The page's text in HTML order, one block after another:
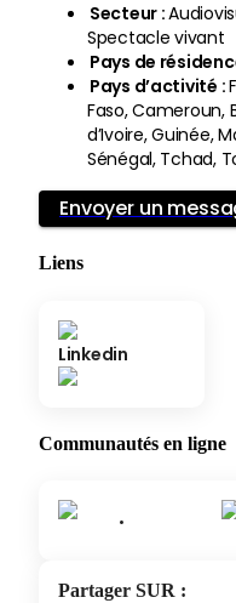
Secteur :
Spectacle vivant
Pays de
Pays d’activité :
Faso, Cameroun,
d’Ivoire, Guinée,
Sénégal, Tchad,
Envoyer un
Liens
Linkedin
Communautés en ligne
•
Partager SUR :